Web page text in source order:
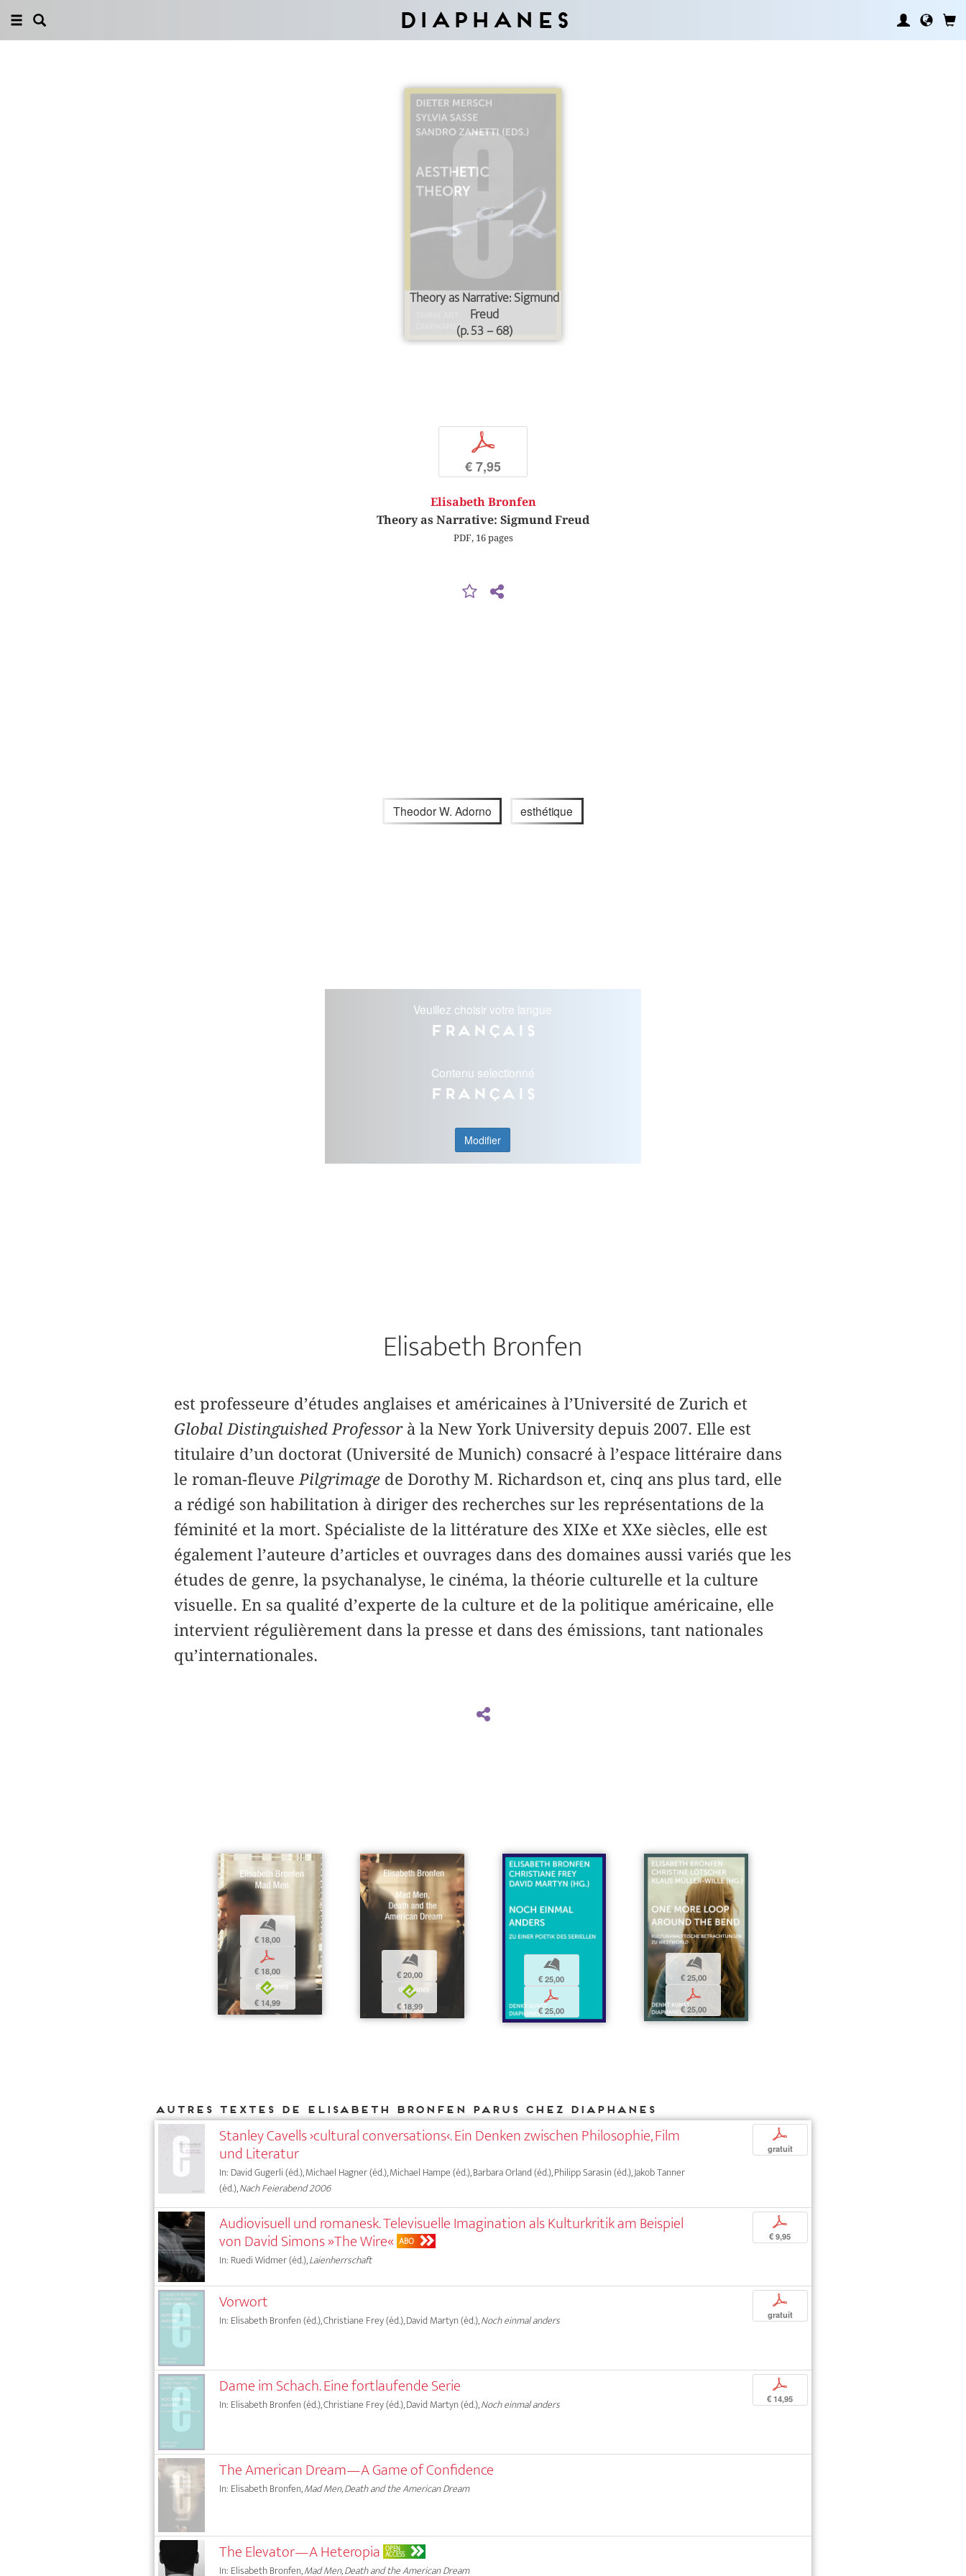
Diaphanes
Theory as Narrative: Sigmund
Freud
(p. 53 – 68)
p
€ 7,95
Elisabeth Bronfen
Theory as Narrative: Sigmund Freud
PDF, 16 pages
Theodor W. Adorno esthétique
Veuillez choisir votre langue
Français
Contenu selectionné
Français
Modifier
Elisabeth Bronfen
est professeure d’études anglaises et américaines à l’Université de Zurich et
Global Distinguished Professorà la New York University depuis 2007. Elle est
titulaire d’un doctorat (Université de Munich) consacré à l’espace littéraire dans
le roman-fleuve Pilgrimagede Dorothy M. Richardson et, cinq ans plus tard, elle
a rédigé son habilitation à diriger des recherches sur les représentations de la
féminité et la mort. Spécialiste de la littérature des XIXe et XXe siècles, elle est
également l’auteure d’articles et ouvrages dans des domaines aussi variés que les
études de genre, la psychanalyse, le cinéma, la théorie culturelle et la culture
visuelle. En sa qualité d’experte de la culture et de la politique américaine, elle
intervient régulièrement dans la presse et dans des émissions, tant nationales
qu’internationales.
b
€ 18,00
p
€ 18,00
e
€ 14,99
b
€ 20,00
e
€ 18,99
b
€ 25,00
p
€ 25,00
b
€ 25,00
p
€ 25,00
Autres textes de Elisabeth Bronfen parus chez DIAPHANES
Stanley Cavells ›cultural conversations‹. Ein Denken zwischen Philosophie, Film
und Literatur
In: David Gugerli (éd.), Michael Hagner (éd.), Michael Hampe (éd.), Barbara Orland (éd.), Philipp Sarasin (éd.), Jakob Tanner
(éd.),Nach Feierabend 2006
p
gratuit
Audiovisuell und romanesk. Televisuelle Imagination als Kulturkritik am Beispiel
von David Simons »The Wire« ABO
In: Ruedi Widmer (éd.),Laienherrschaft
p
€ 9,95
Vorwort
In: Elisabeth Bronfen (éd.), Christiane Frey (éd.), David Martyn (éd.),Noch einmal anders
p
gratuit
Dame im Schach. Eine fortlaufende Serie
In: Elisabeth Bronfen (éd.), Christiane Frey (éd.), David Martyn (éd.),Noch einmal anders
p
€ 14,95
The American Dream—A Game of Confidence
In: Elisabeth Bronfen,Mad Men, Death and the American Dream
The Elevator—A Heteropia OPEN
ACCESS
In: Elisabeth Bronfen,Mad Men, Death and the American Dream